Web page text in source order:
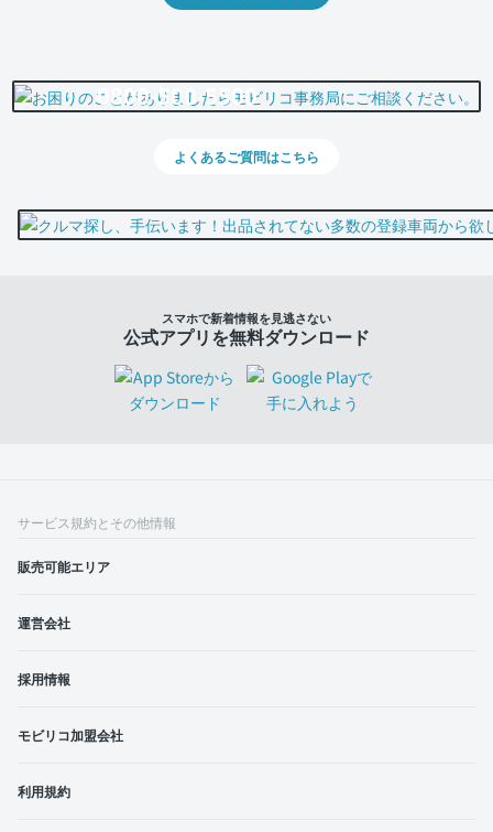
0800-500-5500
よくあるご質問はこちら
スマホで新着情報を見逃さない
公式アプリを無料ダウンロード
サービス規約とその他情報
販売可能エリア
運営会社
採用情報
モビリコ加盟会社
利用規約